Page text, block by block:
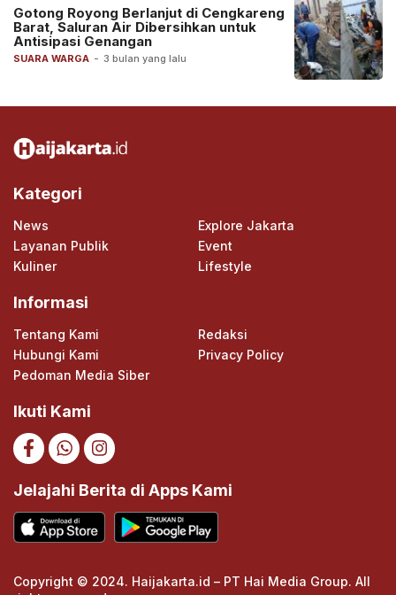
SUARA WARGA - 3 bulan yang lalu
Gotong Royong Berlanjut di Cengkareng
Barat, Saluran Air Dibersihkan untuk
Antisipasi Genangan
Kategori
News
Explore Jakarta
Layanan Publik
Event
Kuliner
Lifestyle
Informasi
Tentang Kami
Redaksi
Hubungi Kami
Privacy Policy
Pedoman Media Siber
Ikuti Kami
Jelajahi Berita di Apps Kami
Copyright © 2024. Haijakarta.id – PT Hai Media Group. All